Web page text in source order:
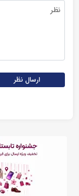
ارسال نظر